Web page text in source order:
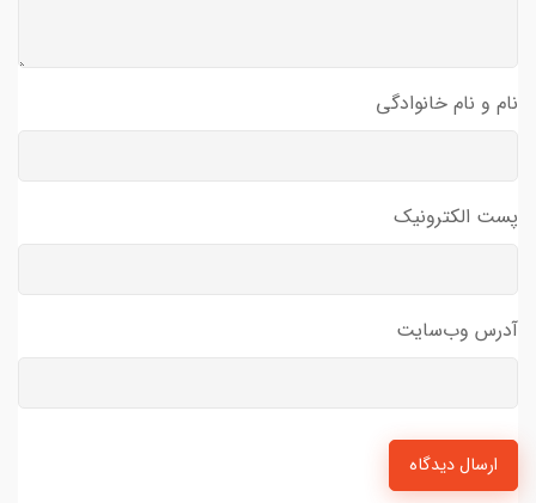
نام و نام خانوادگی
پست الکترونیک
آدرس وب‌سایت
ارسال دیدگاه